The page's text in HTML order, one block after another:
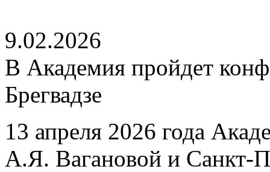
9.02.2026
В Академия пройдет
Брегвадзе
13 апреля 2026 года
А.Я. Вагановой и Санкт-